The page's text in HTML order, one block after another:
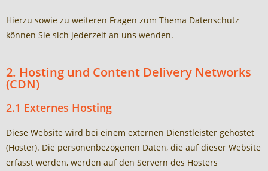
Hierzu sowie zu weiteren Fragen zum Thema Datenschutz
können Sie sich jederzeit an uns wenden.
2. Hosting und Content Delivery Networks
(CDN)
2.1 Externes Hosting
Diese Website wird bei einem externen Dienstleister gehostet
(Hoster). Die personenbezogenen Daten, die auf dieser Website
erfasst werden, werden auf den Servern des Hosters